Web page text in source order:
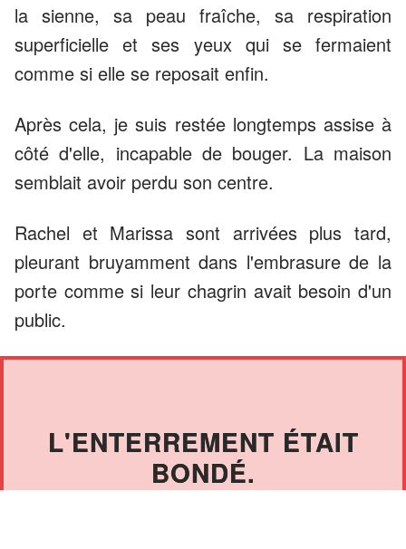
la sienne, sa peau fraîche, sa respiration
superficielle et ses yeux qui se fermaient
comme si elle se reposait enfin.
Après cela, je suis restée longtemps assise à
côté d'elle, incapable de bouger. La maison
semblait avoir perdu son centre.
Rachel et Marissa sont arrivées plus tard,
pleurant bruyamment dans l'embrasure de la
porte comme si leur chagrin avait besoin d'un
public.
L'ENTERREMENT ÉTAIT
BONDÉ.